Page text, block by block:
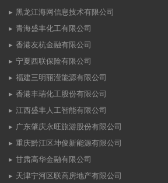
黑龙江海网信息技术有限公司
青海盛丰化工有限公司
香港友杭金融有限公司
宁夏西联保险有限公司
福建三明丽滢能源有限公司
香港丰瑞化工股份有限公司
江西盛丰人工智能有限公司
广东肇庆永旺旅游股份有限公司
重庆黔江区坤俊新能源有限公司
甘肃高华金融有限公司
天津宁河区联高房地产有限公司